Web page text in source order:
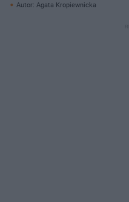
Autor: Agata Kropiewnicka